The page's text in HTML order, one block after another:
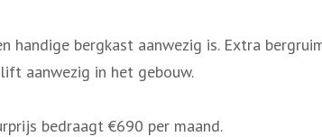
handige bergkast aanwezig is. Extra
aanwezig in het gebouw.
bedraagt €690 per maand.